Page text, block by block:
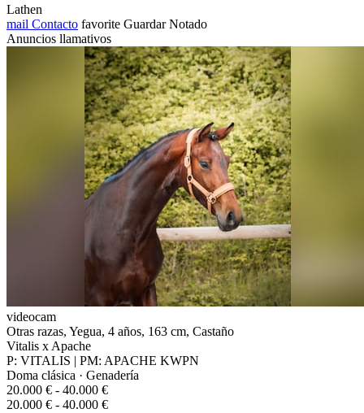
Lathen
mail Contacto favorite Guardar Notado
Anuncios llamativos
videocam
Otras razas, Yegua, 4 años, 163 cm, Castaño
Vitalis x Apache
P: VITALIS | PM: APACHE KWPN
Doma clásica · Genadería
20.000 € - 40.000 €
20.000 € - 40.000 €